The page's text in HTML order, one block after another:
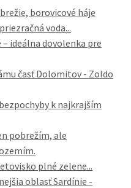
borovicové háje
voda...
ideálna dovolenka pre
časť Dolomitov - Zoldo
k najkrajším
pobrežím, ale
plné zelene...
oblasť Sardínie -